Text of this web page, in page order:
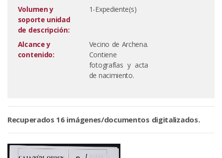
Volumen y
soporte unidad
de descripción:
1-Expediente(s)
Alcance y
contenido:
Vecino de Archena.
Contiene
fotografías y acta
de nacimiento.
Recuperados 16 imágenes/documentos digitalizados.